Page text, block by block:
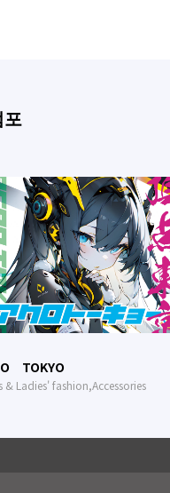
TOKYO
& Ladies' fashion,Accessories